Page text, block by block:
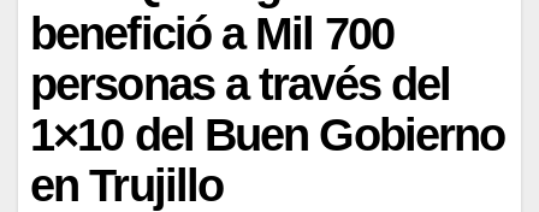
benefició a Mil 700
personas a través del
1×10 del Buen Gobierno
en Trujillo